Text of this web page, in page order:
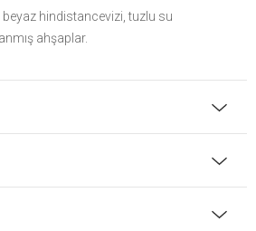
hindistancevizi, tuzlu su
ahşaplar.